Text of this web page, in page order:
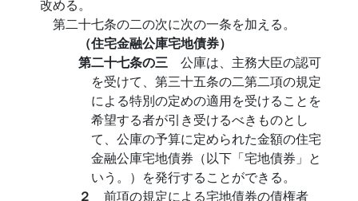
改める。
第二十七条の二の次に次の一条を加える。
（住宅金融公庫宅地債券）
第二十七条の三 公庫は、主務大臣の認可
を受けて、第三十五条の二第二項の規定
による特別の定めの適用を受けることを
希望する者が引き受けるべきものとし
て、公庫の予算に定められた金額の住宅
金融公庫宅地債券（以下「宅地債券」と
いう。）を発行することができる。
２ 前項の規定による宅地債券の債権者